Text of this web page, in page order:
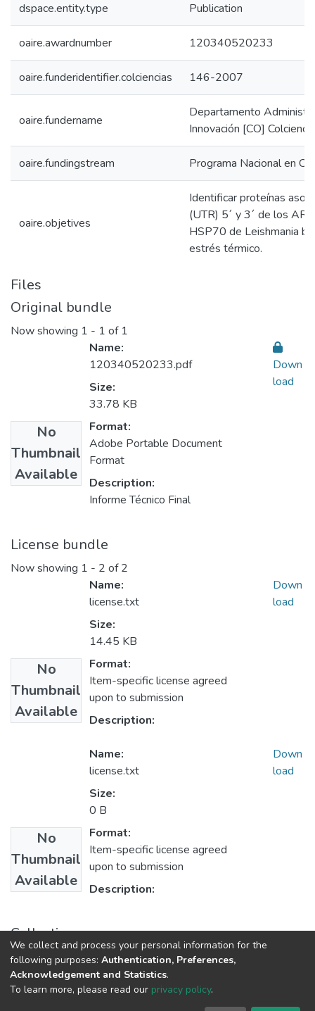
dspace.entity.type Publication
oaire.awardnumber 120340520233
oaire.funderidentifier.colciencias 146-2007
oaire.fundername
Departamento
Innovación [CO]
oaire.fundingstream Programa Nacional en
oaire.objetives
Identificar proteínas
(UTR) 5´ y 3´ de los
HSP70 de Leishmania
estrés térmico.
Files
Original bundle
Now showing 1 - 1 of 1
No
Thumbnail
Available
Name:
120340520233.pdf
Size:
33.78 KB
Format:
Adobe Portable Document
Format
Description:
Informe Técnico Final
Down
load
License bundle
Now showing 1 - 2 of 2
No
Thumbnail
Available
Name:
license.txt
Size:
14.45 KB
Format:
Item-specific license agreed
upon to submission
Description:
Down
load
No
Thumbnail
Available
Name:
license.txt
Size:
0 B
Format:
Item-specific license agreed
upon to submission
Description:
Down
load
Collections
1.1.2. Informes Finales
DSpace software copyright © 2002-2026
We collect and process your personal information for the
following purposes: Authentication, Preferences,
Acknowledgement and Statistics.
To learn more, please read our privacy policy.